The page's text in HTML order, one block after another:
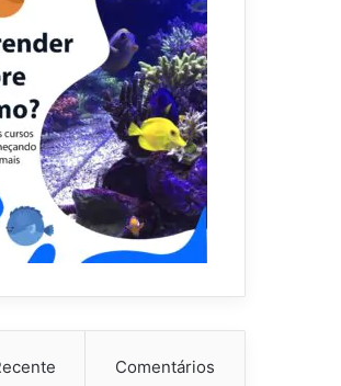
Comentários